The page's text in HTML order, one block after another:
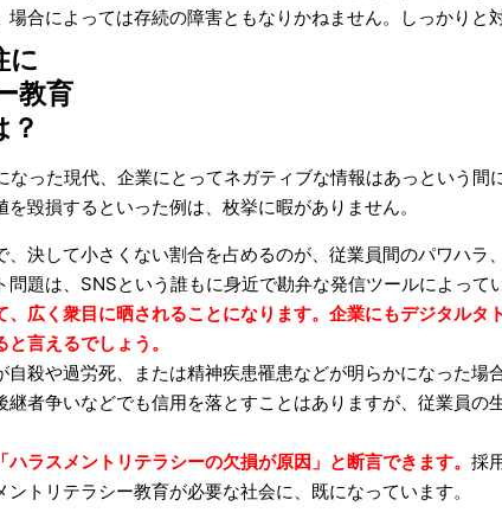
合によっては存続の障害ともなりかねません。しっかりと
に
教育
？
なった現代、企業にとってネガティブな情報はあっという
毀損するといった例は、枚挙に暇がありません。
決して小さくない割合を占めるのが、従業員間のパワハ
題は、SNSという誰もに身近で勘弁な発信ツールによって
広く衆目に晒されることになります。企業にもデジタル
言えるでしょう。
殺や過労死、または精神疾患罹患などが明らかになった
継者争いなどでも信用を落とすことはありますが、従業員
ラスメントリテラシーの欠損が原因」と断言できます。 採
トリテラシー教育が必要な社会に、既になっています。